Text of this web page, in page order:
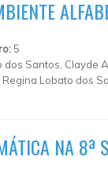
5
dos Santos, Clayde
Regina Lobato dos
NA 8ª